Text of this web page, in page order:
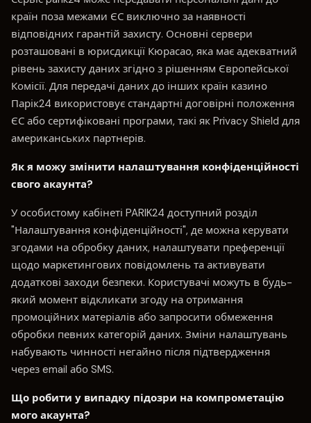
країн поза межами ЄС виключно за наявності
відповідних гарантій захисту. Основні сервери
розташовані в юрисдикції Кюрасао, яка має адекватний
рівень захисту даних згідно з рішенням Європейської
Комісії. Для передачі даних до інших країн казино
Парік24 використовує стандартні договірні положення
ЄС або сертифіковані програми, такі як Privacy Shield для
американських партнерів.
Як я можу змінити налаштування конфіденційності
свого акаунта?
У особистому кабінеті PARIK24 доступний розділ
"Налаштування конфіденційності", де можна керувати
згодами на обробку даних, налаштувати преференції
щодо маркетингових повідомлень та активувати
додаткові заходи безпеки. Користувачі можуть в будь-
який момент відкликати згоду на отримання
промоційних матеріалів або запросити обмеження
обробки певних категорій даних. Зміни налаштувань
набувають чинності негайно після підтвердження
через email або SMS.
Що робити у випадку підозри на компрометацію
мого акаунта?